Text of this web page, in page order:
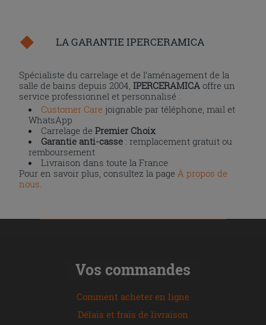
LA GARANTIE IPERCERAMICA
Spécialiste du carrelage et de l’aménagement de la
salle de bains depuis 2004,IPERCERAMICA offre un
service professionnel et personnalisé :
Customer Care joignable par téléphone, mail et
WhatsApp
Carrelage dePremier Choix
Garantie anti-casse : remplacement gratuit ou
remboursement
Livraison dans toute la France
Pour en savoir plus, consultez la page À propos de
nous
Vos commandes
Comment acheter en ligne
Délais et frais de livraison